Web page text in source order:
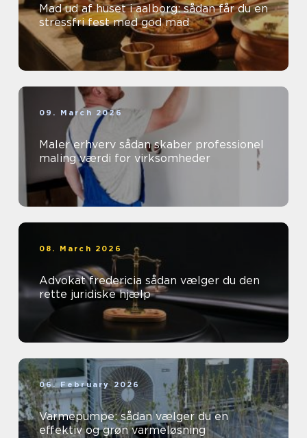
Mad ud af huset i aalborg: sådan får du en
stressfri fest med god mad
09. March 2026
Maler erhverv sådan skaber professionel
maling værdi for virksomheder
08. March 2026
Advokat fredericia sådan vælger du den
rette juridiske hjælp
06. February 2026
Varmepumpe: sådan vælger du en
effektiv og grøn varmeløsning